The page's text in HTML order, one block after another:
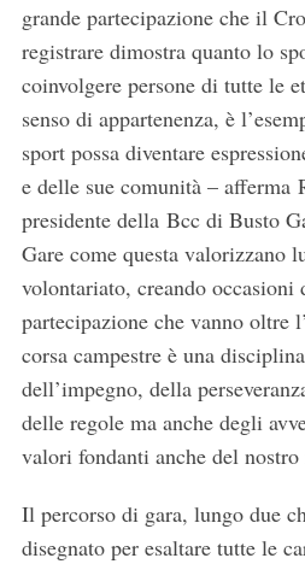
grande partecipazione che il
registrare dimostra quanto lo
coinvolgere persone di tutte le
senso di appartenenza, è
sport possa diventare
e delle sue comunità – afferma
presidente della Bcc di Busto
Gare come questa valorizzano
volontariato, creando occasioni
partecipazione che vanno oltre
corsa campestre è una
dell’impegno, della
delle regole ma anche degli
valori fondanti anche del
Il percorso di gara, lungo due
disegnato per esaltare tutte le